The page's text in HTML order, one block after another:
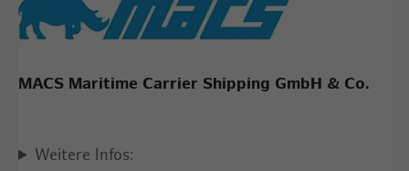
MACS Maritime Carrier Shipping GmbH & Co.
Weitere Infos: